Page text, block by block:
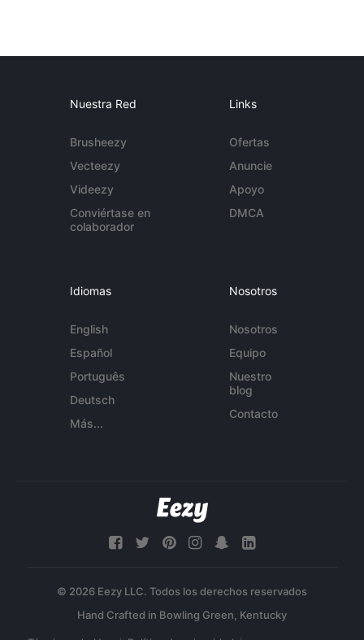
Nuestra Red
Brusheezy
Vecteezy
Videezy
Conviértase en
colaborador
Links
Ofertas
Anuncie
Apoyo
DMCA
Idiomas
English
Español
Português
Deutsch
Más...
Nosotros
Nosotros
Equipo
Nuestro
blog
Contacto
© 2026 Eezy LLC. Todos los derechos reservados